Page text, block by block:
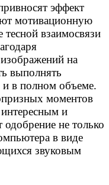
эффект
мотивационную
тесной взаимосвязи
на
выполнять
и в полном объеме.
моментов
и
не только
в виде
звуковым